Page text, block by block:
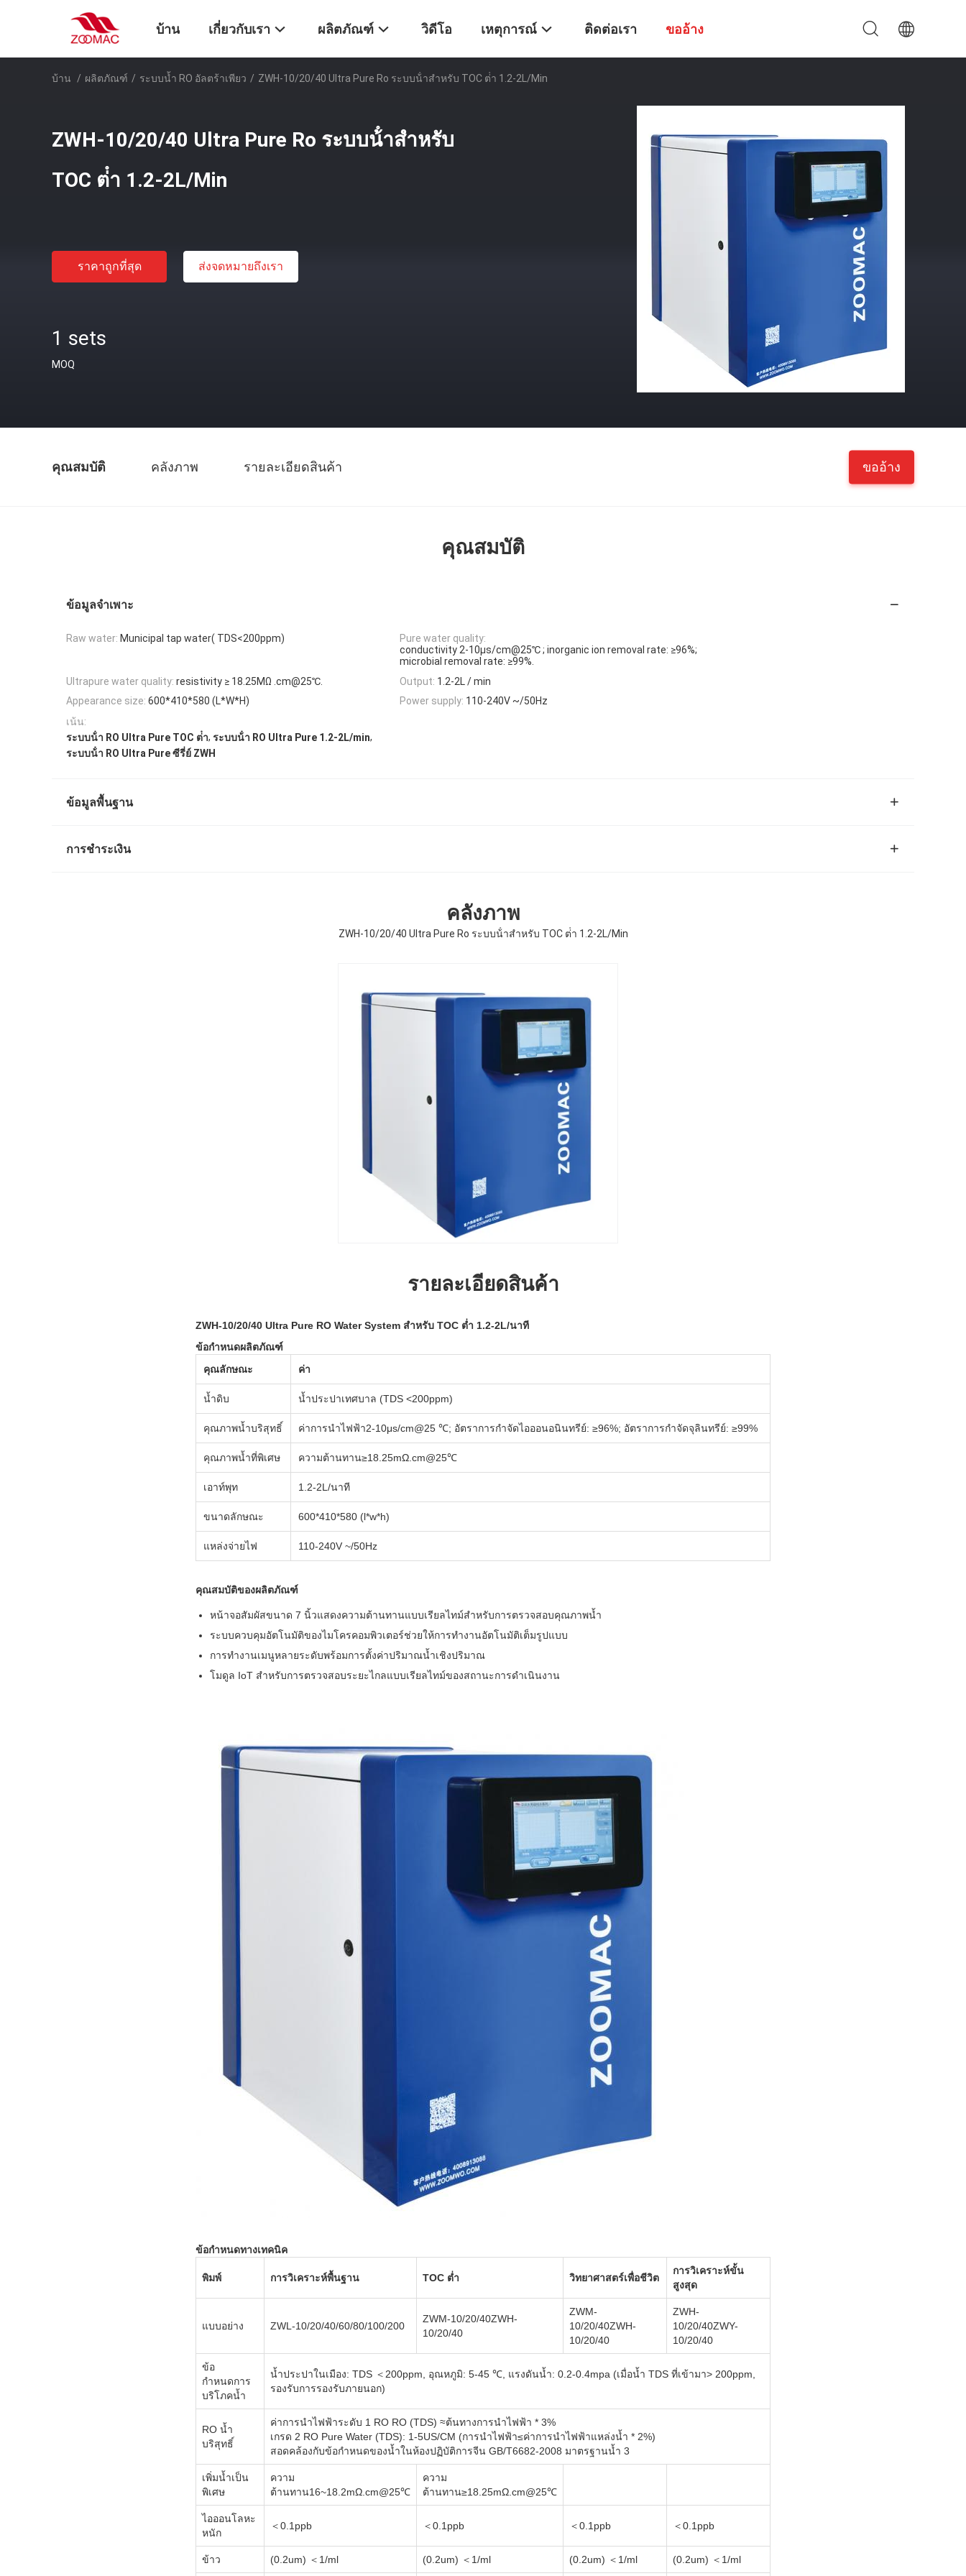
บ้าน เกี่ยวกับเรา ผลิตภัณฑ์ วิดีโอ เหตุการณ์ ติดต่อเรา ขออ้าง
บ้าน / ผลิตภัณฑ์ / ระบบน้ำ RO อัลตร้าเพียว / ZWH-10/20/40 Ultra Pure Ro ระบบน้ําสําหรับ TOC ต่ํา 1.2-2L/Min
ZWH-10/20/40 Ultra Pure Ro ระบบน้ําสําหรับ
TOC ต่ํา 1.2-2L/Min
ราคาถูกที่สุด ส่งจดหมายถึงเรา
1 sets
MOQ
คุณสมบัติ คลังภาพ รายละเอียดสินค้า ขออ้าง
คุณสมบัติ
ข้อมูลจำเพาะ
Raw water: Municipal tap water( TDS<200ppm)
Pure water quality:
conductivity 2-10μs/cm@25℃ ; inorganic ion removal rate: ≥96%;
microbial removal rate: ≥99%.
Ultrapure water quality: resistivity ≥ 18.25MΩ .cm@25℃. Output: 1.2-2L / min
Appearance size: 600*410*580 (L*W*H) Power supply: 110-240V ~/50Hz
เน้น:
ระบบน้ํา RO Ultra Pure TOC ต่ํา, ระบบน้ํา RO Ultra Pure 1.2-2L/min,
ระบบน้ํา RO Ultra Pure ซีรี่ย์ ZWH
ข้อมูลพื้นฐาน
การชำระเงิน
คลังภาพ
ZWH-10/20/40 Ultra Pure Ro ระบบน้ําสําหรับ TOC ต่ํา 1.2-2L/Min
รายละเอียดสินค้า
ZWH-10/20/40 Ultra Pure RO Water System สำหรับ TOC ต่ำ 1.2-2L/นาที
ข้อกำหนดผลิตภัณฑ์
คุณลักษณะ
ค่า
น้ำดิบ น้ำประปาเทศบาล (TDS <200ppm)
คุณภาพน้ำบริสุทธิ์ ค่าการนำไฟฟ้า2-10μs/cm@25 ℃; อัตราการกำจัดไอออนอนินทรีย์: ≥96%; อัตราการกำจัดจุลินทรีย์: ≥99%
คุณภาพน้ำที่พิเศษ ความต้านทาน≥18.25mΩ.cm@25℃
เอาท์พุท 1.2-2L/นาที
ขนาดลักษณะ 600*410*580 (l*w*h)
แหล่งจ่ายไฟ 110-240V ~/50Hz
คุณสมบัติของผลิตภัณฑ์
หน้าจอสัมผัสขนาด 7 นิ้วแสดงความต้านทานแบบเรียลไทม์สำหรับการตรวจสอบคุณภาพน้ำ
ระบบควบคุมอัตโนมัติของไมโครคอมพิวเตอร์ช่วยให้การทำงานอัตโนมัติเต็มรูปแบบ
การทำงานเมนูหลายระดับพร้อมการตั้งค่าปริมาณน้ำเชิงปริมาณ
โมดูล IoT สำหรับการตรวจสอบระยะไกลแบบเรียลไทม์ของสถานะการดำเนินงาน
ข้อกำหนดทางเทคนิค
พิมพ์ การวิเคราะห์พื้นฐาน TOC ต่ำ วิทยาศาสตร์เพื่อชีวิต
การวิเคราะห์ขั้น
สูงสุด
แบบอย่าง ZWL-10/20/40/60/80/100/200
ZWM-10/20/40ZWH-
10/20/40
ZWM-
10/20/40ZWH-
10/20/40
ZWH-
10/20/40ZWY-
10/20/40
ข้อ
กำหนดการ
บริโภคน้ำ
น้ำประปาในเมือง: TDS ＜200ppm, อุณหภูมิ: 5-45 ℃, แรงดันน้ำ: 0.2-0.4mpa (เมื่อน้ำ TDS ที่เข้ามา> 200ppm,
รองรับการรองรับภายนอก)
RO น้ำ
บริสุทธิ์
ค่าการนำไฟฟ้าระดับ 1 RO RO (TDS) ≈ต้นทางการนำไฟฟ้า * 3%
เกรด 2 RO Pure Water (TDS): 1-5US/CM (การนำไฟฟ้า≤ค่าการนำไฟฟ้าแหล่งน้ำ * 2%)
สอดคล้องกับข้อกำหนดของน้ำในห้องปฏิบัติการจีน GB/T6682-2008 มาตรฐานน้ำ 3
เพิ่มน้ำเป็น
พิเศษ
ความ
ต้านทาน16~18.2mΩ.cm@25℃
ความ
ต้านทาน≥18.25mΩ.cm@25℃
ไอออนโลหะ
หนัก
＜0.1ppb ＜0.1ppb ＜0.1ppb ＜0.1ppb
ข้าว (0.2um) ＜1/ml (0.2um) ＜1/ml (0.2um) ＜1/ml (0.2um) ＜1/ml